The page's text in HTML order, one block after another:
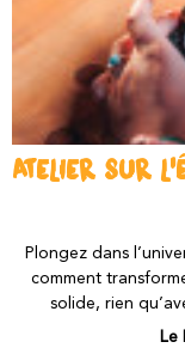
ATELIER SUR
Plongez dans
comment
solide, rien
Le